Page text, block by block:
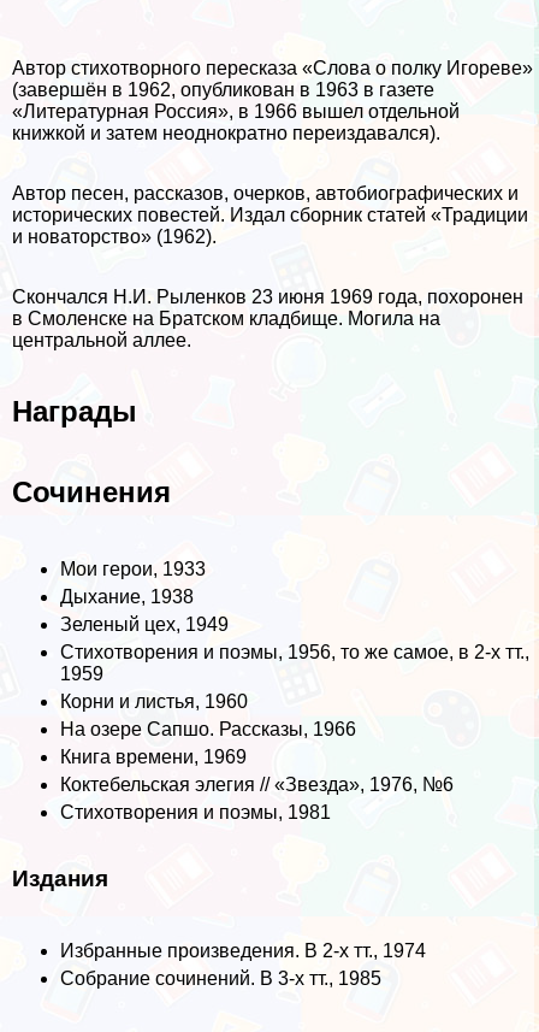
Автор стихотворного пересказа «Слова о полку Игореве»
(завершён в 1962, опубликован в 1963 в газете
«Литературная Россия», в 1966 вышел отдельной
книжкой и затем неоднократно переиздавался).
Автор песен, рассказов, очерков, автобиографических и
исторических повестей. Издал сборник статей «Традиции
и новаторство» (1962).
Скончался Н.И. Рыленков 23 июня 1969 года, похоронен
в Смоленске на Братском кладбище. Могила на
центральной аллее.
Награды
Сочинения
Мои герои, 1933
Дыхание, 1938
Зеленый цех, 1949
Стихотворения и поэмы, 1956, то же самое, в 2-х тт.,
1959
Корни и листья, 1960
На озере Сапшо. Рассказы, 1966
Книга времени, 1969
Коктебельская элегия // «Звезда», 1976, №6
Стихотворения и поэмы, 1981
Издания
Избранные произведения. В 2-х тт., 1974
Собрание сочинений. В 3-х тт., 1985